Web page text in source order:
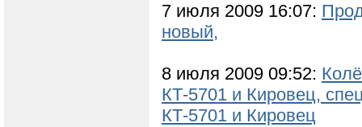
7 июля 2009 16:07:
новый,
8 июля 2009 09:52:
КТ-5701 и Кировец,
КТ-5701 и Кировец